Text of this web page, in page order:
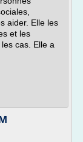
aider. Elle les
et les
cas. Elle a